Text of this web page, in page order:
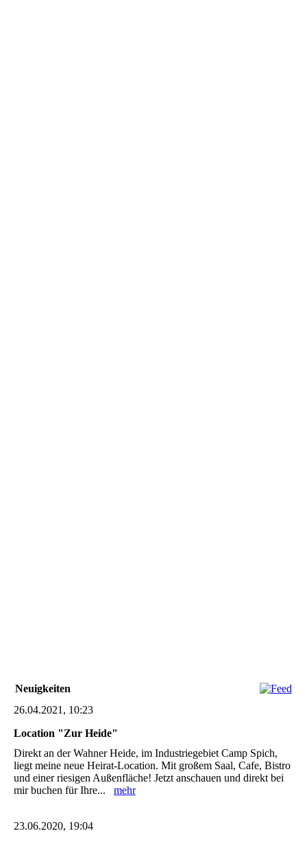
Neuigkeiten
26.04.2021, 10:23
Location "Zur Heide"
Direkt an der Wahner Heide, im Industriegebiet Camp Spich,
liegt meine neue Heirat-Location. Mit großem Saal, Cafe, Bistro
und einer riesigen Außenfläche! Jetzt anschauen und direkt bei
mir buchen für Ihre... mehr
23.06.2020, 19:04